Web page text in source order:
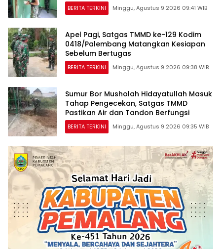
BERITA TERKINI Minggu, Agustus 9 2026 09:41 WIB
Apel Pagi, Satgas TMMD ke-129 Kodim
0418/Palembang Matangkan Kesiapan
Sebelum Bertugas
BERITA TERKINI Minggu, Agustus 9 2026 09:38 WIB
Sumur Bor Musholah Hidayatullah Masuk
Tahap Pengecekan, Satgas TMMD
Pastikan Air dan Tandon Berfungsi
BERITA TERKINI Minggu, Agustus 9 2026 09:35 WIB